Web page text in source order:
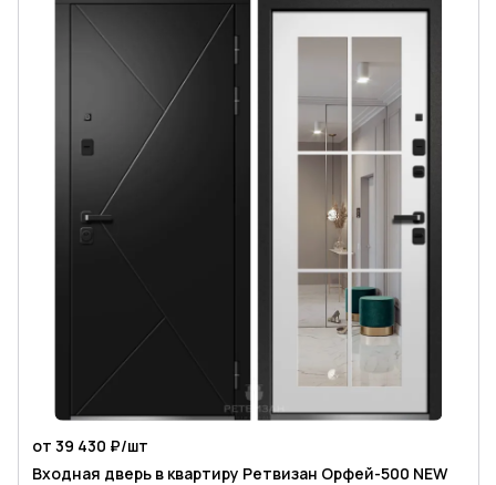
от 39 430 ₽/шт
Входная дверь в квартиру Ретвизан Орфей-500 NEW